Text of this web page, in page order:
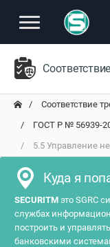
Соответствие
ГОСТ Р № 56939-
5.5 Управление
Куда я
SECURITM это SGRC
службах
построить и
банковскими